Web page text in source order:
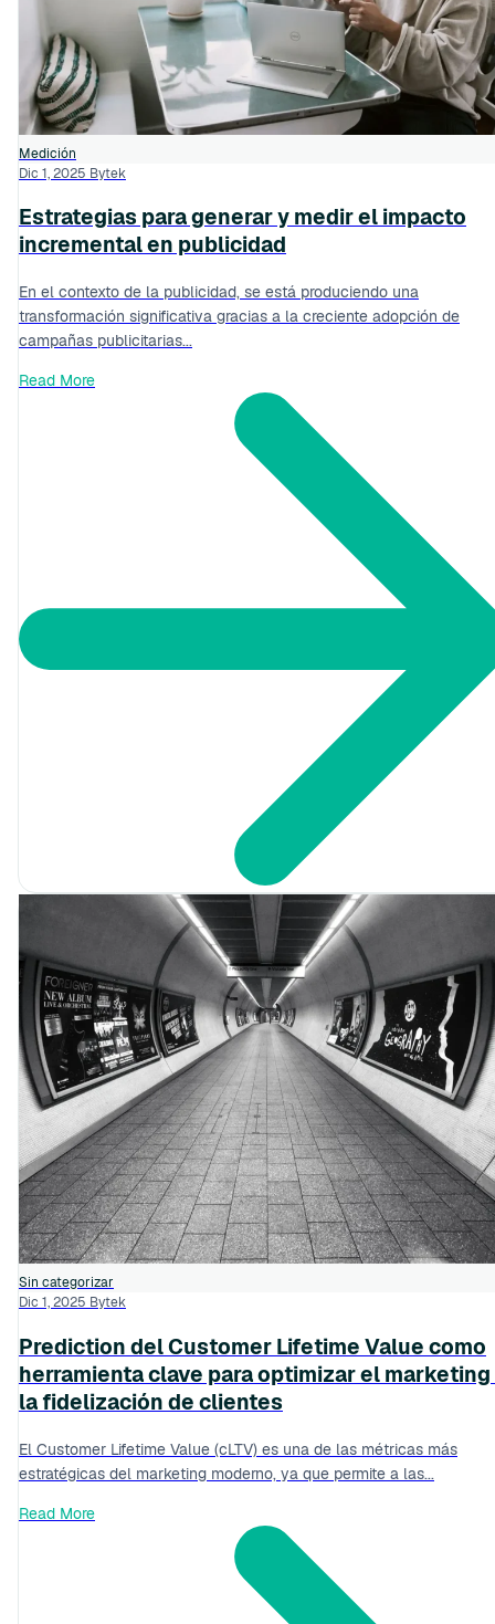
Medición
Dic 1, 2025 Bytek
Estrategias para generar y medir el impacto
incremental en publicidad
En el contexto de la publicidad, se está produciendo una
transformación significativa gracias a la creciente adopción de
campañas publicitarias...
Read More
Sin categorizar
Dic 1, 2025 Bytek
Prediction del Customer Lifetime Value como
herramienta clave para optimizar el marketing
la fidelización de clientes
El Customer Lifetime Value (cLTV) es una de las métricas más
estratégicas del marketing moderno, ya que permite a las...
Read More